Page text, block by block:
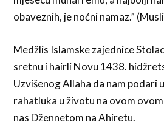
obaveznih, je noćni namaz.”
Medžlis Islamske zajednice
sretnu i hairli Novu 1438.
Uzvišenog Allaha da nam podari
rahatluka u životu na ovom
nas Džennetom na Ahiretu.